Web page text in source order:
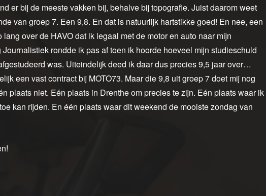
er bij de meeste vakken bij, behalve bij topografie. Juist daarom weet
van groep 7. Een 9,8. En dat is natuurlijk hartstikke goed! En nee, een
over de HAVO dat ik legaal met de motor en auto naar mijn
rondde ik pas af toen ik hoorde hoeveel mijn studieschuld
was. Uiteindelijk deed ik daar dus precies 9,5 jaar over…
een vast contract bij MOTO73. Maar die 9,8 uit groep 7 doet mij nog
plaats niet. Eén plaats in Drenthe om precies te zijn. Eén plaats waar ik
kan rijden. En één plaats waar dit weekend de mooiste zondag van